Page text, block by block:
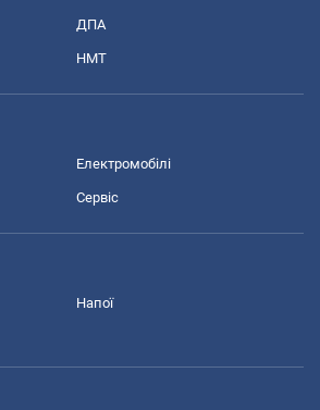
ДПА
НМТ
Електромобілі
Сервіс
Напої